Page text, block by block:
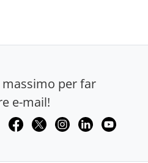
per far
e-mail!